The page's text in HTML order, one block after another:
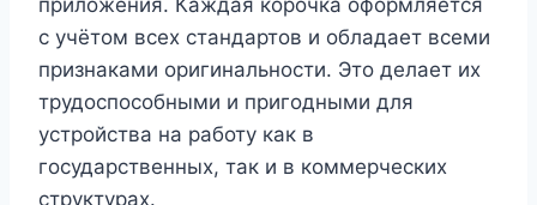
приложения. Каждая корочка оформляется
с учётом всех стандартов и обладает всеми
признаками оригинальности. Это делает их
трудоспособными и пригодными для
устройства на работу как в
государственных, так и в коммерческих
структурах.